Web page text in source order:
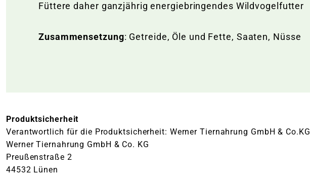
Füttere daher ganzjährig energiebringendes Wildvogelfutter
Zusammensetzung: Getreide, Öle und Fette, Saaten, Nüsse
Produktsicherheit
Verantwortlich für die Produktsicherheit: Werner Tiernahrung GmbH & Co.KG
Werner Tiernahrung GmbH & Co. KG
Preußenstraße 2
44532 Lünen